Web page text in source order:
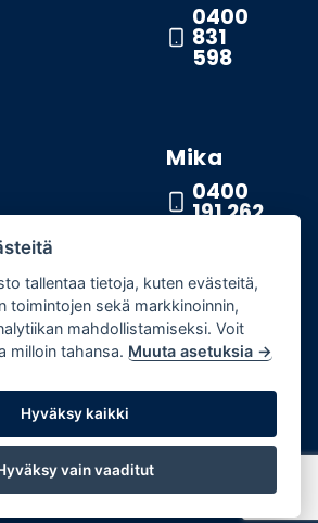
0400
831
598
Mika
0400
191 262
Oy / Toimisto
Tuureporinkatu 11A
FI-20100 TURKU
tallentaa tietoja, kuten evästeitä,
toimintojen sekä markkinoinnin,
mahdollistamiseksi. Voit
milloin tahansa. Muuta asetuksia →
Hyväksy kaikki
vain vaaditut